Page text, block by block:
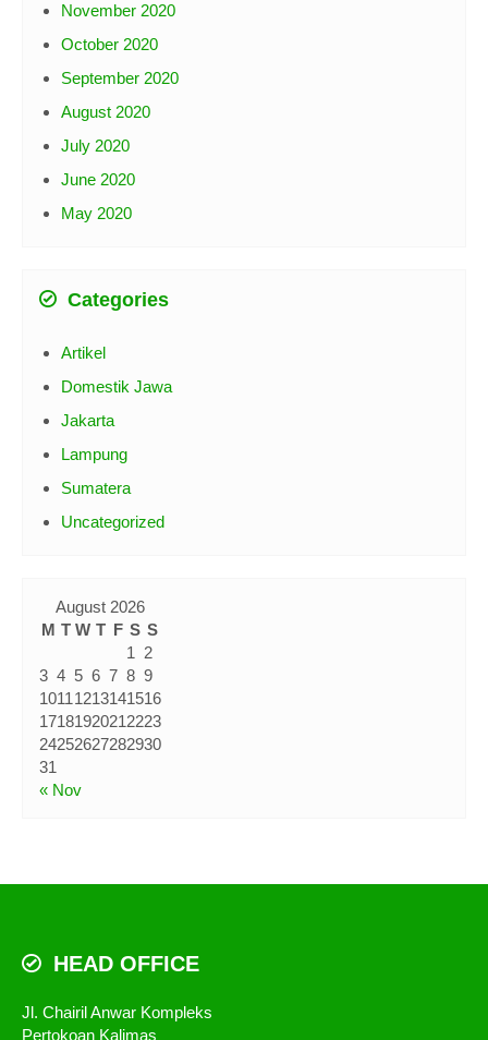
November 2020
October 2020
September 2020
August 2020
July 2020
June 2020
May 2020
Categories
Artikel
Domestik Jawa
Jakarta
Lampung
Sumatera
Uncategorized
August 2026
M T W T F S S
« Nov
1 2
3 4 5 6 7 8 9
10111213141516
17181920212223
24252627282930
31
HEAD OFFICE
Jl. Chairil Anwar Kompleks
Pertokoan Kalimas